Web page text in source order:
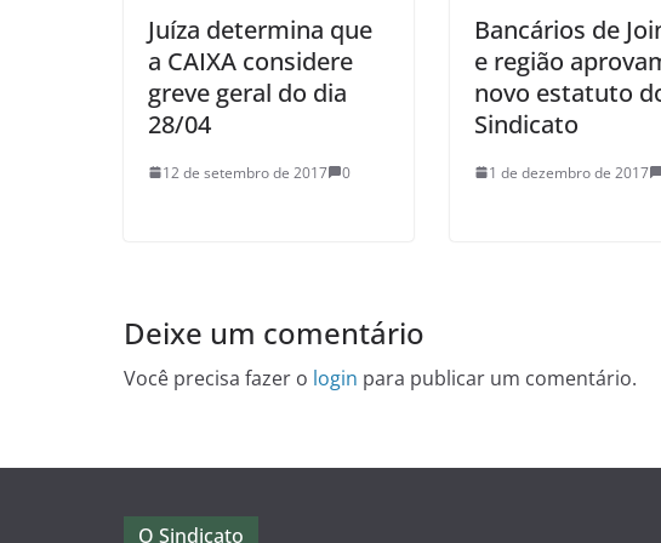
Juíza determina que
a CAIXA considere
greve geral do dia
28/04
12 de setembro de 2017 0
Bancários de
e região
novo estatuto
Sindicato
1 de dezembro de 2017
Deixe um comentário
Você precisa fazer o login para publicar um comentário.
O Sindicato